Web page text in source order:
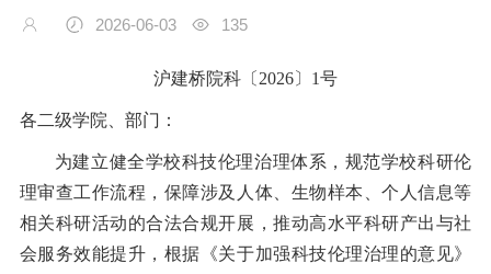
2026-06-03 135
沪建桥院科〔2026〕1号
各二级学院、部门：
为建立健全学校科技伦理治理体系，规范学校科研伦
理审查工作流程，保障涉及人体、生物样本、个人信息等
相关科研活动的合法合规开展，推动高水平科研产出与社
会服务效能提升，根据《关于加强科技伦理治理的意见》